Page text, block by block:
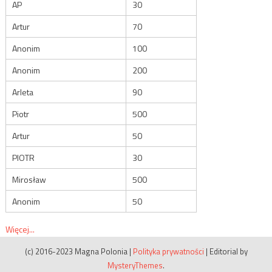
AP
30
Artur
70
Anonim
100
Anonim
200
Arleta
90
Piotr
500
Artur
50
PIOTR
30
Mirosław
500
Anonim
50
Więcej...
(c) 2016-2023 Magna Polonia | Polityka prywatności | Editorial by
MysteryThemes.